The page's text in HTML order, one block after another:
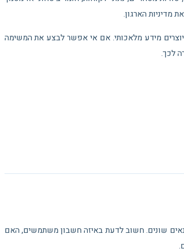
מדיניות הארגון.
מידע מלאכותי. אם אי אפשר לבצע את המשימה
לכך.
שונים. חשוב לדעת באיזה חשבון משתמשים, האם